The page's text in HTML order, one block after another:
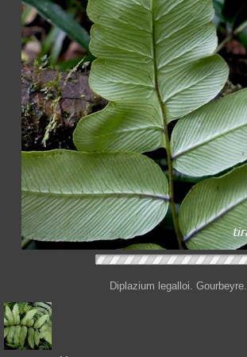
Diplazium legalloi. Gourbeyre.